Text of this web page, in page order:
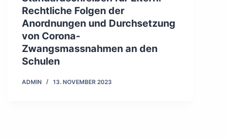
Rechtliche Folgen der
Anordnungen und Durchsetzung
von Corona-
Zwangsmassnahmen an den
Schulen
ADMIN 13. NOVEMBER 2023